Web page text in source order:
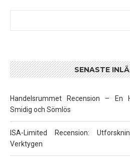
SENASTE
Handelsrummet Recension – En
Smidig och Sömlös
ISA-Limited Recension:
Verktygen